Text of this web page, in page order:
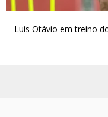
Luis Otávio em treino